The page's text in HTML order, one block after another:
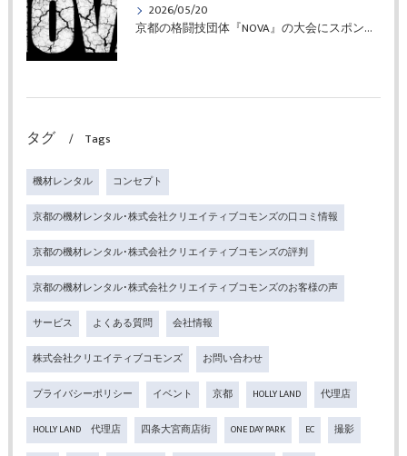
2026/05/20
京都の格闘技団体『NOVA』の大会にスポンサーとして参加しました
タグ Tags
機材レンタル コンセプト
京都の機材レンタル･株式会社クリエイティブコモンズの口コミ情報
京都の機材レンタル･株式会社クリエイティブコモンズの評判
京都の機材レンタル･株式会社クリエイティブコモンズのお客様の声
サービス よくある質問 会社情報
株式会社クリエイティブコモンズ お問い合わせ
プライバシーポリシー イベント 京都 HOLLY LAND 代理店
HOLLY LAND 代理店 四条大宮商店街 ONE DAY PARK EC 撮影